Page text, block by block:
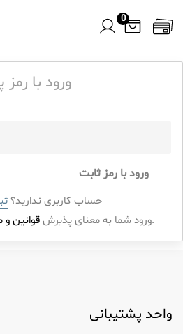
0
ورود با رمز
ورود با رمز ثابت
حساب کاربری ندارید؟
ورود شما به معنای پذیرشقوانین و مهشو شاپ است.
واحد پشتیبانی